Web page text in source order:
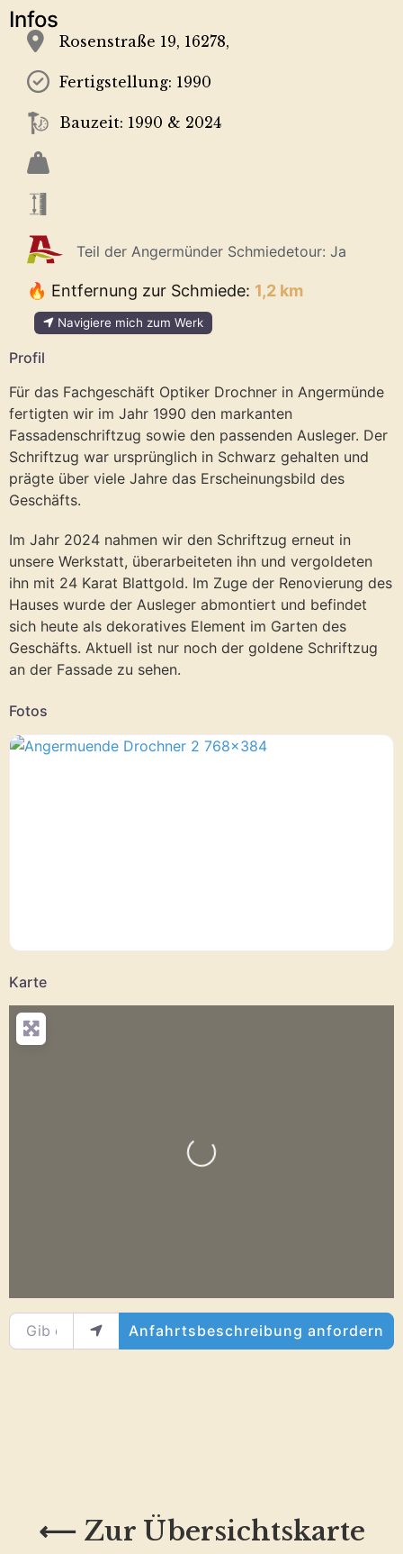
Profil
Für das Fachgeschäft Optiker Drochner in Angermünde
fertigten wir im Jahr 1990 den markanten
Fassadenschriftzug sowie den passenden Ausleger. Der
Schriftzug war ursprünglich in Schwarz gehalten und
prägte über viele Jahre das Erscheinungsbild des
Geschäfts.
Im Jahr 2024 nahmen wir den Schriftzug erneut in
unsere Werkstatt, überarbeiteten ihn und vergoldeten
ihn mit 24 Karat Blattgold. Im Zuge der Renovierung des
Hauses wurde der Ausleger abmontiert und befindet
sich heute als dekoratives Element im Garten des
Geschäfts. Aktuell ist nur noch der goldene Schriftzug
an der Fassade zu sehen.
Fotos
Karte
Wird geladen …
Gib deinen Standort ein.
Anfahrtsbeschreibung anfordern
Infos
Rosenstraße 19, 16278,
Fertigstellung: 1990
Bauzeit: 1990 & 2024
Teil der Angermünder Schmiedetour: Ja
🔥 Entfernung zur Schmiede: 1,2 km
Navigiere mich zum Werk
⟵ Zur Übersichtskarte